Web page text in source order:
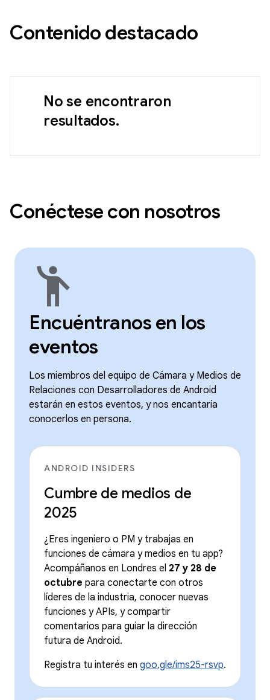
Contenido destacado
No se encontraron
resultados.
Conéctese con nosotros
emoji_people
Encuéntranos en los
eventos
Los miembros del equipo de Cámara y Medios de
Relaciones con Desarrolladores de Android
estarán en estos eventos, y nos encantaría
conocerlos en persona.
ANDROID INSIDERS
Cumbre de medios de
2025
¿Eres ingeniero o PM y trabajas en
funciones de cámara y medios en tu app?
Acompáñanos en Londres el 27 y 28 de
octubre para conectarte con otros
líderes de la industria, conocer nuevas
funciones y APIs, y compartir
comentarios para guiar la dirección
futura de Android.
Registra tu interés en goo.gle/ims25-rsvp.